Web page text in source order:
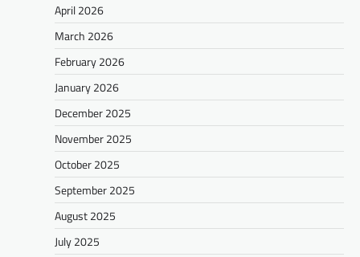
April 2026
March 2026
February 2026
January 2026
December 2025
November 2025
October 2025
September 2025
August 2025
July 2025